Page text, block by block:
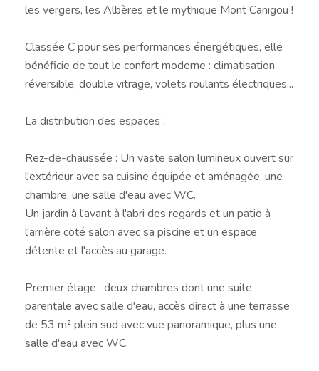
les vergers, les Albères et le mythique Mont Canigou !
Classée C pour ses performances énergétiques, elle
bénéficie de tout le confort moderne : climatisation
réversible, double vitrage, volets roulants électriques...
La distribution des espaces :
Rez-de-chaussée : Un vaste salon lumineux ouvert sur
l'extérieur avec sa cuisine équipée et aménagée, une
chambre, une salle d'eau avec WC.
Un jardin à l'avant à l'abri des regards et un patio à
l'arrière coté salon avec sa piscine et un espace
détente et l'accès au garage.
Premier étage : deux chambres dont une suite
parentale avec salle d'eau, accès direct à une terrasse
de 53 m² plein sud avec vue panoramique, plus une
salle d'eau avec WC.